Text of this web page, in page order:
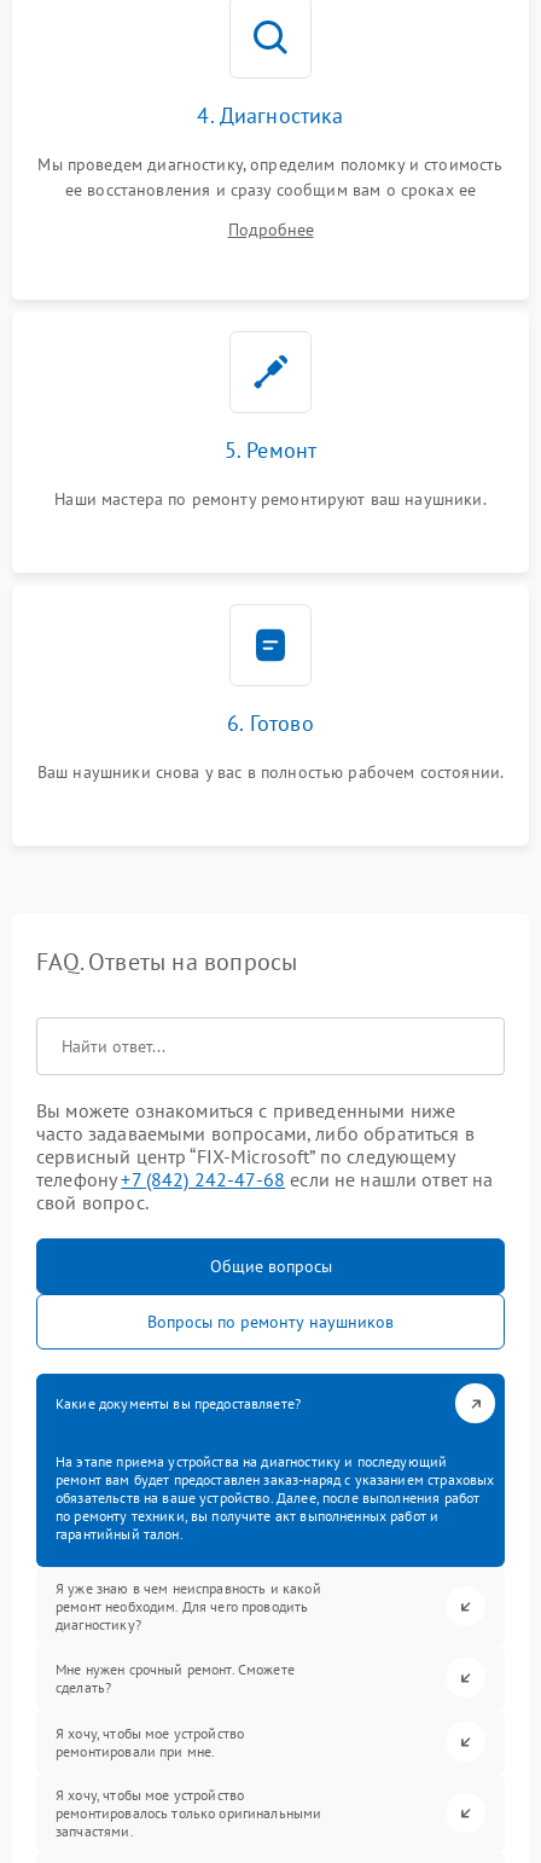
4. Диагностика
Мы проведем диагностику, определим поломку и стоимость
ее восстановления и сразу сообщим вам о сроках ее
Подробнее
5. Ремонт
Наши мастера по ремонту ремонтируют ваш наушники.
6. Готово
Ваш наушники снова у вас в полностью рабочем состоянии.
FAQ. Ответы на вопросы
Вы можете ознакомиться с приведенными ниже
часто задаваемыми вопросами, либо обратиться в
сервисный центр “FIX-Microsoft” по следующему
телефону+7 (842) 242-47-68 если не нашли ответ на
свой вопрос.
Общие вопросы
Вопросы по ремонту наушников
Какие документы вы предоставляете?
На этапе приема устройства на диагностику и последующий
ремонт вам будет предоставлен заказ-наряд с указанием страховых
обязательств на ваше устройство. Далее, после выполнения работ
по ремонту техники, вы получите акт выполненных работ и
гарантийный талон.
Я уже знаю в чем неисправность и какой
ремонт необходим. Для чего проводить
диагностику?
Мне нужен срочный ремонт. Сможете
сделать?
Я хочу, чтобы мое устройство
ремонтировали при мне.
Я хочу, чтобы мое устройство
ремонтировалось только оригинальными
запчастями.